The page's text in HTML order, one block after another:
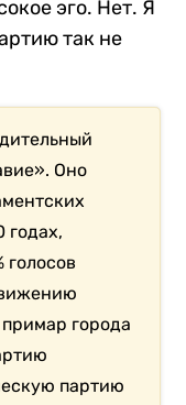
эго. Нет. Я
так не
Оно
годах,
голосов
города
партию